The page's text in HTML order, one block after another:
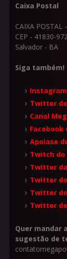
Caixa Postal
CAIXA POSTAL
CEP - 41830-972
Salvador - BA
Siga também!
Twitter
Canal
Facebook
Apoiase
Twitch do
Twitter
Twitter
Twitter
Twitter
Quer mandar
sugestão de